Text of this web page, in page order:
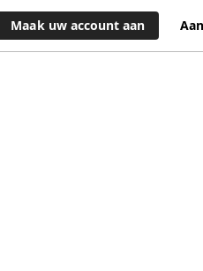
Maak uw account aan